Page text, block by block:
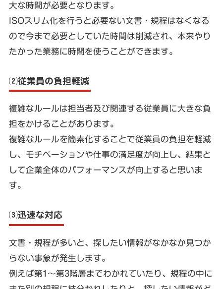
大な時間が必要となります。
ISOスリム化を行うと必要ない文書・規程はなくなる
ので今まで必要としていた時間は削減され、本来やり
たかった業務に時間を使うことができます。
⑵従業員の負担軽減
複雑なルールは担当者及び関連する従業員に大きな負
担をかけることがあります。
複雑なルールを簡素化することで従業員の負担を軽減
し、モチベーションや仕事の満足度が向上し、結果と
して企業全体のパフォーマンスが向上すると思いま
す。
⑶迅速な対応
文書・規程が多いと、探したい情報がなかなか見つか
らない事象が発生します。
例えば第1～第3階層までわかれていたり、規程の中に